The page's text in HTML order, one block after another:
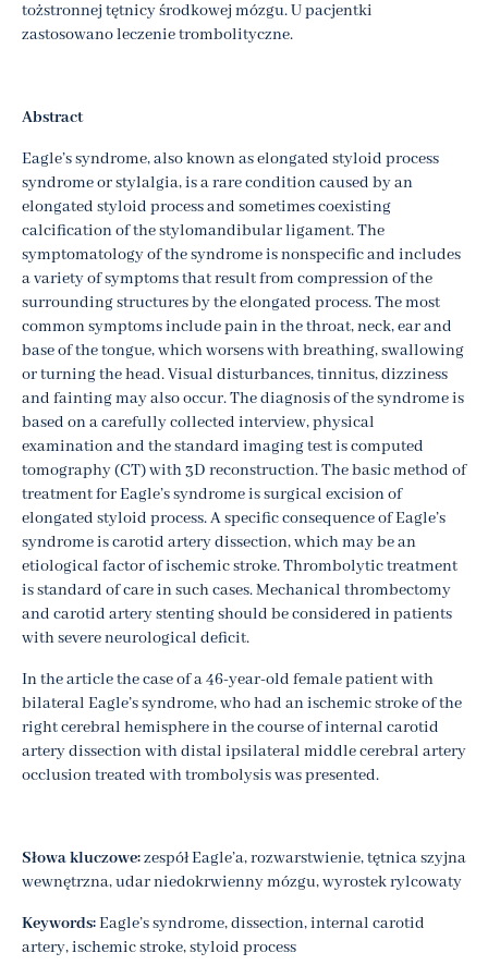
tożstronnej tętnicy środkowej mózgu. U pacjentki
zastosowano leczenie trombolityczne.
Abstract
Eagle’s syndrome, also known as elongated styloid process
syndrome or stylalgia, is a rare condition caused by an
elongated styloid process and sometimes coexisting
calcification of the stylomandibular ligament. The
symptomatology of the syndrome is nonspecific and includes
a variety of symptoms that result from compression of the
surrounding structures by the elongated process. The most
common symptoms include pain in the throat, neck, ear and
base of the tongue, which worsens with breathing, swallowing
or turning the head. Visual disturbances, tinnitus, dizziness
and fainting may also occur. The diagnosis of the syndrome is
based on a carefully collected interview, physical
examination and the standard imaging test is computed
tomography (CT) with 3D reconstruction. The basic method of
treatment for Eagle’s syndrome is surgical excision of
elongated styloid process. A specific consequence of Eagle’s
syndrome is carotid artery dissection, which may be an
etiological factor of ischemic stroke. Thrombolytic treatment
is standard of care in such cases. Mechanical thrombectomy
and carotid artery stenting should be considered in patients
with severe neurological deficit.
In the article the case of a 46-year-old female patient with
bilateral Eagle’s syndrome, who had an ischemic stroke of the
right cerebral hemisphere in the course of internal carotid
artery dissection with distal ipsilateral middle cerebral artery
occlusion treated with trombolysis was presented.
Słowa kluczowe:zespół Eagle’a, rozwarstwienie, tętnica szyjna
wewnętrzna, udar niedokrwienny mózgu, wyrostek rylcowaty
Keywords:Eagle’s syndrome, dissection, internal carotid
artery, ischemic stroke, styloid process